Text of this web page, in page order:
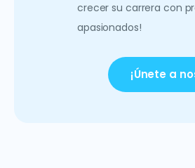
crecer su carrera con
apasionados!
¡Únete a